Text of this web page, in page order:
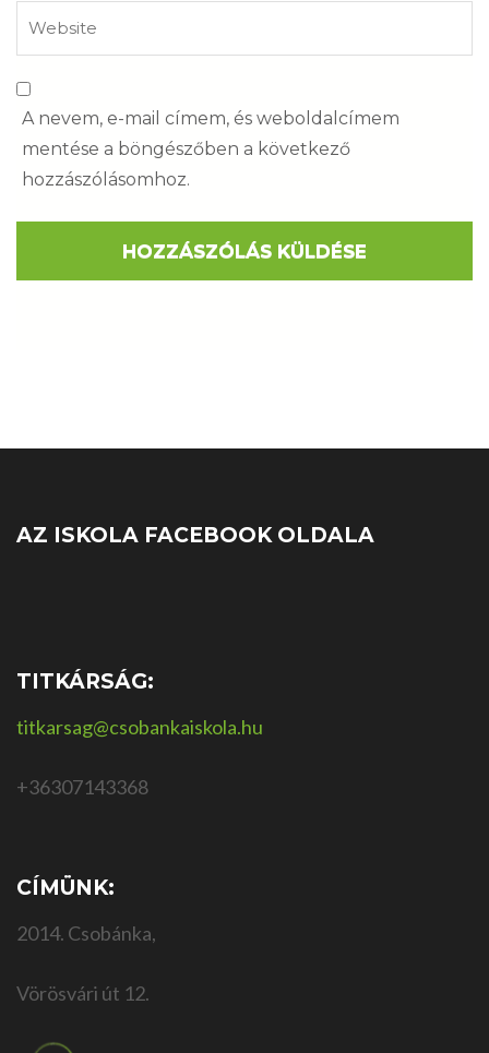
A nevem, e-mail címem, és weboldalcímem
mentése a böngészőben a következő
hozzászólásomhoz.
AZ ISKOLA FACEBOOK OLDALA
TITKÁRSÁG:
titkarsag@csobankaiskola.hu
+36307143368
CÍMÜNK:
2014. Csobánka,
Vörösvári út 12.